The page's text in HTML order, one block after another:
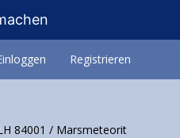
Registrieren
84001 / Marsmeteorit